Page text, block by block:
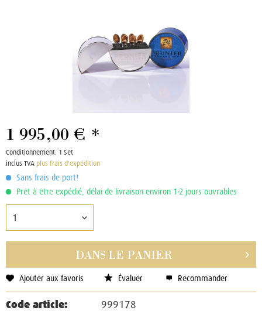
1 995,00 € *
Conditionnement: 1 Set
inclus TVA plus frais d'expédition
Sans frais de port!
Prêt à être expédié, délai de livraison environ 1-2 jours ouvrables
DANS LE PANIER
Ajouter aux favoris Évaluer Recommander
Code article: 999178